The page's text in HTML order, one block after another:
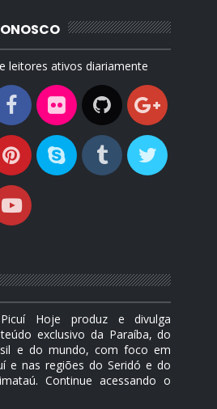
leitores ativos diariamente
Hoje produz e divulga
exclusivo da Paraíba, do
e do mundo, com foco em
e nas regiões do Seridó e do
Continue acessando o